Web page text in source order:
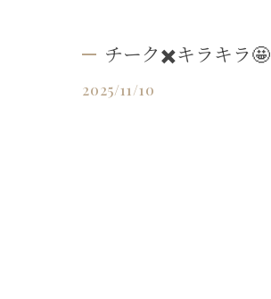
チーク✖️キラキラ🤩
2025/11/10